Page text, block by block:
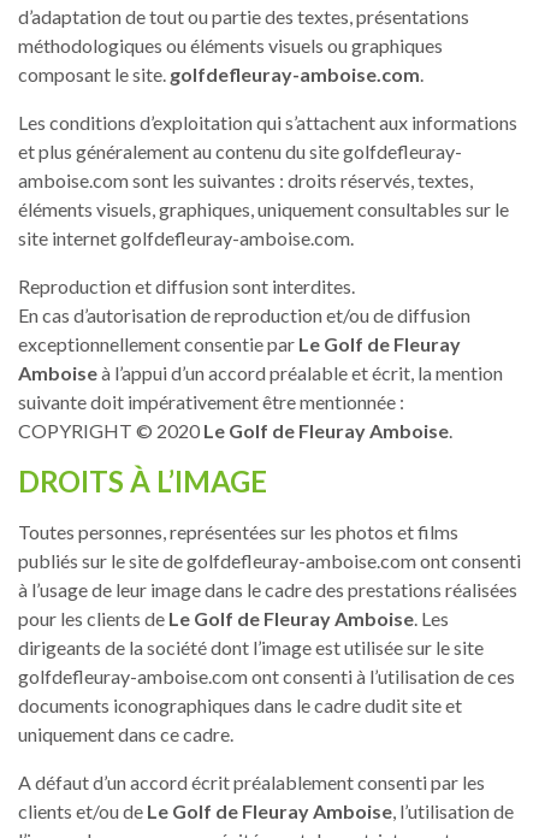
d’adaptation de tout ou partie des textes, présentations
méthodologiques ou éléments visuels ou graphiques
composant le site. golfdefleuray-amboise.com.
Les conditions d’exploitation qui s’attachent aux informations
et plus généralement au contenu du site golfdefleuray-
amboise.com sont les suivantes : droits réservés, textes,
éléments visuels, graphiques, uniquement consultables sur le
site internet golfdefleuray-amboise.com.
Reproduction et diffusion sont interdites.
En cas d’autorisation de reproduction et/ou de diffusion
exceptionnellement consentie par Le Golf de Fleuray
Amboiseà l’appui d’un accord préalable et écrit, la mention
suivante doit impérativement être mentionnée :
COPYRIGHT © 2020 Le Golf de Fleuray Amboise.
DROITS À L’IMAGE
Toutes personnes, représentées sur les photos et films
publiés sur le site de golfdefleuray-amboise.com ont consenti
à l’usage de leur image dans le cadre des prestations réalisées
pour les clients de Le Golf de Fleuray Amboise. Les
dirigeants de la société dont l’image est utilisée sur le site
golfdefleuray-amboise.com ont consenti à l’utilisation de ces
documents iconographiques dans le cadre dudit site et
uniquement dans ce cadre.
A défaut d’un accord écrit préalablement consenti par les
clients et/ou de Le Golf de Fleuray Amboise, l’utilisation de